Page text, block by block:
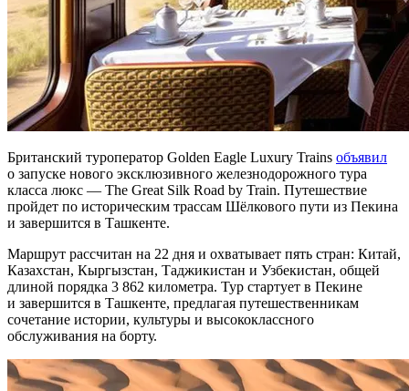
Британский туроператор Golden Eagle Luxury Trains объявил
о запуске нового эксклюзивного железнодорожного тура
класса люкс — The Great Silk Road by Train. Путешествие
пройдет по историческим трассам Шёлкового пути из Пекина
и завершится в Ташкенте.
Маршрут рассчитан на 22 дня и охватывает пять стран: Китай,
Казахстан, Кыргызстан, Таджикистан и Узбекистан, общей
длиной порядка 3 862 километра. Тур стартует в Пекине
и завершится в Ташкенте, предлагая путешественникам
сочетание истории, культуры и высококлассного
обслуживания на борту.